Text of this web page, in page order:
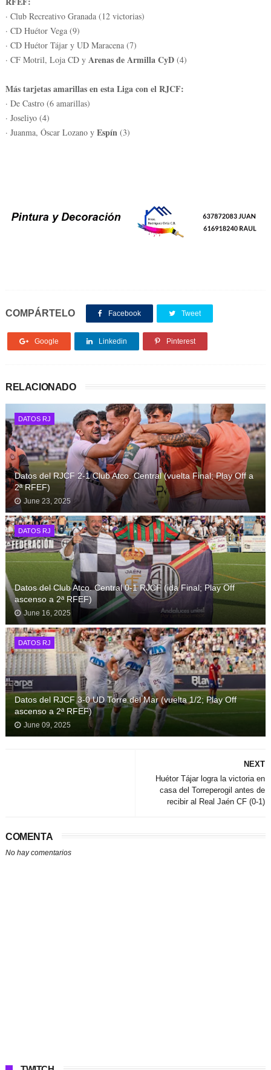
· Club Recreativo Granada (12 victorias)
· CD Huétor Vega (9)
· CD Huétor Tájar y UD Maracena (7)
· CF Motril, Loja CD y Arenas de Armilla CyD(4)
Más tarjetas amarillas en esta Liga con el RJCF:
· De Castro (6 amarillas)
· Joseliyo (4)
· Juanma, Óscar Lozano y Espín (3)
COMPÁRTELO Facebook Tweet
Google Linkedin Pinterest
RELACIONADO
DATOS RJ
Datos del RJCF 2-1 Club Atco. Central (vuelta Final; Play Off a
2ª RFEF)
June 23, 2025
DATOS RJ
Datos del Club Atco. Central 0-1 RJCF (ida Final; Play Off
ascenso a 2ª RFEF)
June 16, 2025
DATOS RJ
Datos del RJCF 3-0 UD Torre del Mar (vuelta 1/2; Play Off
ascenso a 2ª RFEF)
June 09, 2025
NEXT
Huétor Tájar logra la victoria en
casa del Torreperogil antes de
recibir al Real Jaén CF (0-1)
COMENTA
No hay comentarios